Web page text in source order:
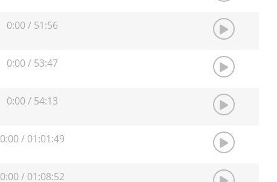
0:00/ 51:56
0:00/ 53:47
0:00/ 54:13
0:00/ 01:01:49
0:00/ 01:08:52